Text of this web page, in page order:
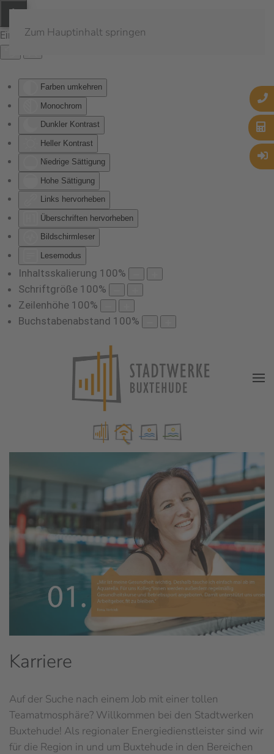
Eingabehilfen öffnen
Farben umkehren
Monochrom
Dunkler Kontrast
Heller Kontrast
Niedrige Sättigung
Hohe Sättigung
Links hervorheben
Überschriften hervorheben
Bildschirmleser
Lesemodus
Inhaltsskalierung 100%
Schriftgröße 100%
Zeilenhöhe 100%
Buchstabenabstand 100%
Zum Hauptinhalt springen
Karriere
Auf der Suche nach einem Job mit einer tollen
Teamatmosphäre? Willkommen bei den Stadtwerken
Buxtehude! Als regionaler Energiedienstleister sind wir
für die Region in und um Buxtehude in den Bereichen